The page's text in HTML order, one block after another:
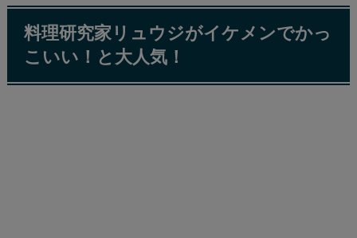
料理研究家リュウジがイケメンでかっ
こいい！と大人気！